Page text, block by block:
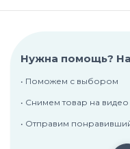
Нужна помощь?
• Поможем с выбором
• Снимем товар на видео
• Отправим